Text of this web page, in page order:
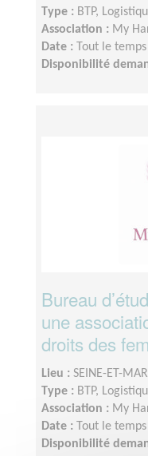
Type : BTP,
Association : My
Date :
Tout le temps
Disponibilité
Bureau
une
droits des
Lieu : SEINE-ET-
Type : BTP,
Association : My
Date :
Tout le temps
Disponibilité